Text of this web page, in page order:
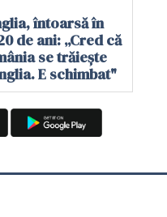
întoarsă în
de ani: „Cred că
se trăiește
E schimbat"